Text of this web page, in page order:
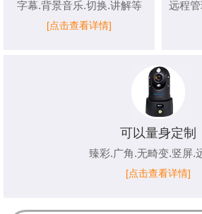
字幕.背景音乐.切换.讲解等
[点击查看详情]
远程
可以量身定制
臻彩.广角.无畸变.竖屏.
[点击查看详情]